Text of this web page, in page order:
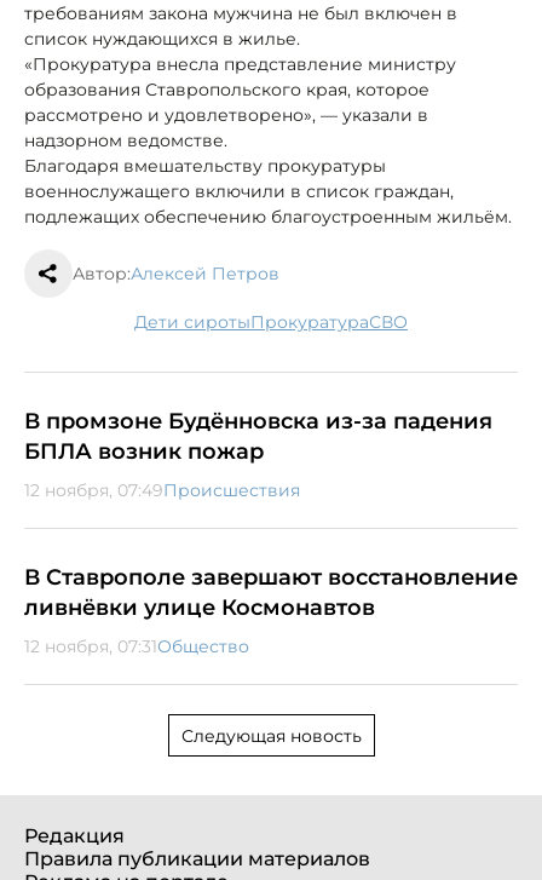
требованиям закона мужчина не был включен в
список нуждающихся в жилье.
«Прокуратура внесла представление министру
образования Ставропольского края, которое
рассмотрено и удовлетворено», — указали в
надзорном ведомстве.
Благодаря вмешательству прокуратуры
военнослужащего включили в список граждан,
подлежащих обеспечению благоустроенным жильём.
Автор:Алексей Петров
дети сироты прокуратура СВО
В промзоне Будённовска из-за падения
БПЛА возник пожар
12 ноября, 07:49Происшествия
В Ставрополе завершают восстановление
ливнёвки улице Космонавтов
12 ноября, 07:31Общество
Следующая новость
Редакция
Правила публикации материалов